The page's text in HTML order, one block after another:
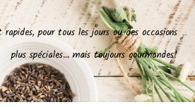
pour tous les jours ou des occasions
plus spéciales… mais toujours gourmandes!